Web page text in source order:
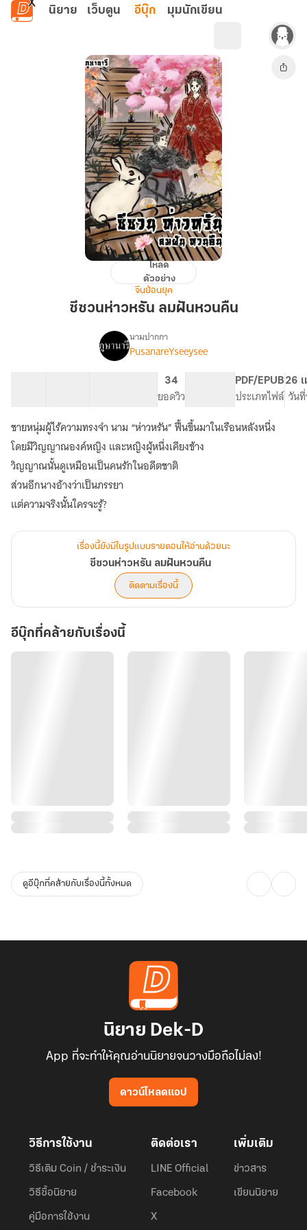
ข้ามไปยังเนื้อหาหลัก
นิยาย เว็บตูน อีบุ๊ก มุมนักเขียน
ห่า
โหลด
ตัวอย่าง
จีนย้อนยุค
ซีซวนห่าวหรัน ลมฝันหวนคืน
เรื่อง
ซวน
ห่า
วห
รัน
ลม
ฝัน
หวน
คืน
นามปากกา
PusanareYseeysee
34
ยอดวิว
PDF/EPUB
ประเภทไฟล์
26
วัน
ชายหนุ่มผู้ไร้ความทรงจำ นาม “ห่าวหรัน” ฟื้นขึ้นมาในเรือนหลังหนึ่ง
โดยมีวิญญาณองค์หญิง และหญิงผู้หนึ่งเคียงข้าง
วิญญาณนั้นดูเหมือนเป็นคนรักในอดีตชาติ
ส่วนอีกนางอ้างว่าเป็นภรรยา
แต่ความจริงนั้นใครจะรู้?
เรื่องนี้ยังมีในรูปแบบรายตอนให้อ่านด้วยนะ
ซีซวนห่าวหรัน ลมฝันหวนคืน
ติดตามเรื่องนี้
อีบุ๊กที่คล้ายกับเรื่องนี้
ดูอีบุ๊กที่คล้ายกับเรื่องนี้ทั้งหมด
นิยาย Dek-D
App ที่จะทำให้คุณอ่านนิยายจนวางมือถือไม่ลง!
ดาวน์โหลดแอป
วิธีการใช้งาน
วิธีเติม Coin / ชำระเงิน
วิธีซื้อนิยาย
คู่มือการใช้งาน
ติดต่อเรา
LINE Official
Facebook
X
เพิ่มเติม
ข่าวสาร
เขียนนิยาย